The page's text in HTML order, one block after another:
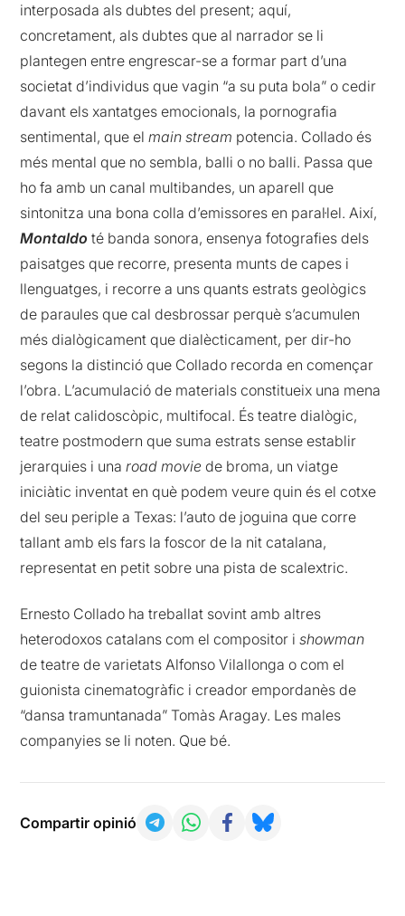
interposada als dubtes del present; aquí,
concretament, als dubtes que al narrador se li
plantegen entre engrescar-se a formar part d’una
societat d’individus que vagin “a su puta bola” o cedir
davant els xantatges emocionals, la pornografia
sentimental, que elmain stream potencia. Collado és
més mental que no sembla, balli o no balli. Passa que
ho fa amb un canal multibandes, un aparell que
sintonitza una bona colla d’emissores en paral·lel. Així,
Montaldoté banda sonora, ensenya fotografies dels
paisatges que recorre, presenta munts de capes i
llenguatges, i recorre a uns quants estrats geològics
de paraules que cal desbrossar perquè s’acumulen
més dialògicament que dialècticament, per dir-ho
segons la distinció que Collado recorda en començar
l’obra. L’acumulació de materials constitueix una mena
de relat calidoscòpic, multifocal. És teatre dialògic,
teatre postmodern que suma estrats sense establir
jerarquies i unaroad moviede broma, un viatge
iniciàtic inventat en què podem veure quin és el cotxe
del seu periple a Texas: l’auto de joguina que corre
tallant amb els fars la foscor de la nit catalana,
representat en petit sobre una pista de scalextric.
Ernesto Collado ha treballat sovint amb altres
heterodoxos catalans com el compositor ishowman
de teatre de varietats Alfonso Vilallonga o com el
guionista cinematogràfic i creador empordanès de
“dansa tramuntanada” Tomàs Aragay. Les males
companyies se li noten. Que bé.
Compartir opinió